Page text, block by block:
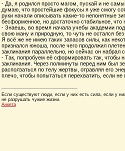
- Да, я родился просто магом, пускай и не
думаю, что простейшие фокусы я уже смогу
руки начали описывать какие-то непонятные
бесформенное, но достаточно стабильное, что
- Знаешь, во время начала учебы академии
свою ману и природную, то чуть не остался
Я всё же не имею таких запасов силы, как
признался юноша, после чего продолжил
заклинания параллельно, но сейчас он набрал
- Так, попробуем её сформировать так, чтобы
заклинания. Через полминуты перед ним был
расползаться по телу жертвы, отравляя его
плечо, чтобы попытаться перехватить, если
Если существуют люди, если у них есть сила, если у
не разрушать чужие жизни.
Анкета